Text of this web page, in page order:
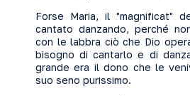
Forse Maria, il "magnificat"
cantato danzando, perché
con le labbra ciò che Dio
bisogno di cantarlo e di
grande era il dono che le
suo seno purissimo.